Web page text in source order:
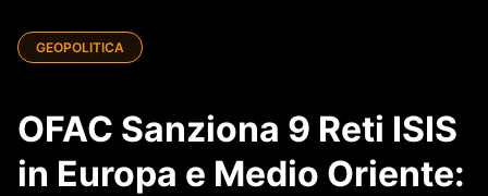
GEOPOLITICA
OFAC Sanziona 9 Reti ISIS
in Europa e Medio Oriente: